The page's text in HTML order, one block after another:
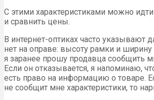
С этими характеристиками можно
и сравнить цены.
В интернет-оптиках часто указывают
нет на оправе: высоту рамки и
я заранее прошу продавца сообщить
Если он отказывается, я напоминаю,
есть право на информацию о товаре.
не сообщит мне характеристики, то